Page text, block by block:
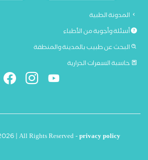
المدونة الطبية
أسئلة وأجوبة من الأطباء
البحث عن طبيب بالمدينة والمنطقة
حاسبة السعرات الحرارية
| All Rights Reserved -privacy policy